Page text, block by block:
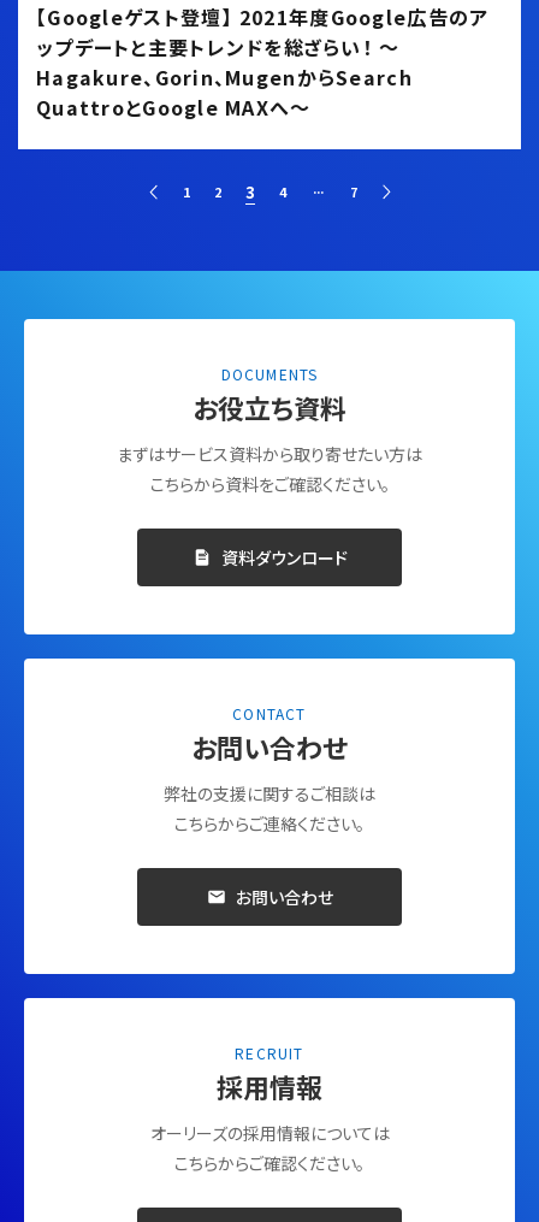
【Googleゲスト登壇】 2021年度Google広告のア
ップデートと主要トレンドを総ざらい！ ～
Hagakure、Gorin、MugenからSearch
QuattroとGoogle MAXへ～
1 2 3 4 ... 7
DOCUMENTS
お役立ち資料
まずはサービス資料から取り寄せたい方は
こちらから資料をご確認ください。
資料ダウンロード
CONTACT
お問い合わせ
弊社の支援に関するご相談は
こちらからご連絡ください。
お問い合わせ
RECRUIT
採用情報
オーリーズの採用情報については
こちらからご確認ください。